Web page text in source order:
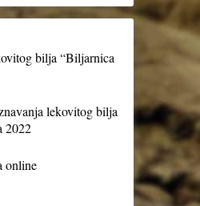
bilja “Biljarnica
lekovitog bilja
2022
online